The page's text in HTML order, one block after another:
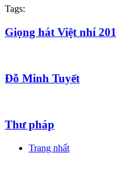
Tags:
Giọng hát Việt nhí
Đỗ Minh Tuyết
Thư pháp
Trang nhất